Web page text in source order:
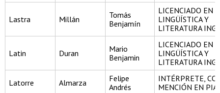
Lastra Millán
Tomás
Benjamín
LICENCIADO EN
LINGÜÍSTICA Y
LITERATURA
Latin Duran
Mario
Benjamin
LICENCIADO EN
LINGÜÍSTICA Y
LITERATURA
Latorre Almarza
Felipe
Andrés
INTÉRPRETE,
MENCIÓN EN